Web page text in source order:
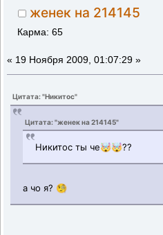
женек на 214145
Карма: 65
« 19 Ноября 2009, 01:07:29 »
Цитата: "Никитос"
Цитата: "женек на 214145"
Никитос ты че🤯🤯??
а чо я? 🧐